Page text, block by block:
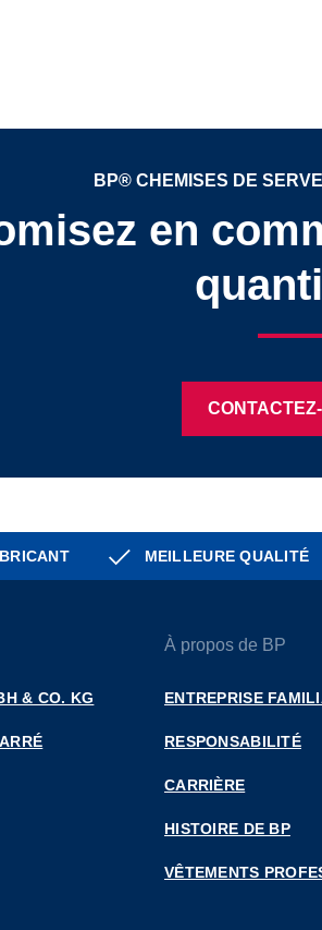
BP® CHEMISES DE
en
MEILLEURE QUALITÉ
& CO. KG
D
À propos de BP
ENTREPRISE
RESPONSABILITÉ
CARRIÈRE
HISTOIRE DE BP
VÊTEMENTS